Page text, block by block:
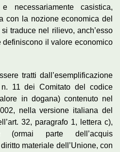
necessariamente casistica,
con la nozione economica del
traduce nel rilievo, anch’esso
il valore economico
tratti dall’esemplificazione
11 dei Comitato del codice
in dogana) contenuto nel
nella versione italiana del
32, paragrafo 1, lettera c),
parte dell’acquis
materiale dell’Unione, con